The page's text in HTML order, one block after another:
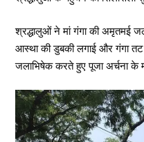
श्रद्धालुओं ने मां गंगा की अमृतमई
आस्था की डुबकी लगाई और गंगा तट
जलाभिषेक करते हुए पूजा अर्चना के